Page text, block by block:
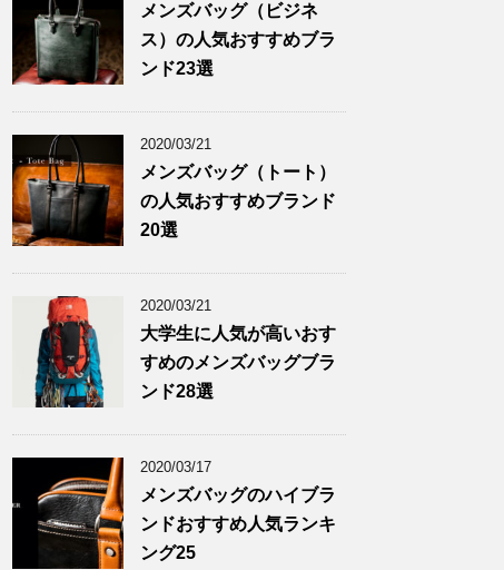
メンズバッグ（ビジネ
ス）の人気おすすめブラ
ンド23選
2020/03/21
メンズバッグ（トート）
の人気おすすめブランド
20選
2020/03/21
大学生に人気が高いおす
すめのメンズバッグブラ
ンド28選
2020/03/17
メンズバッグのハイブラ
ンドおすすめ人気ランキ
ング25